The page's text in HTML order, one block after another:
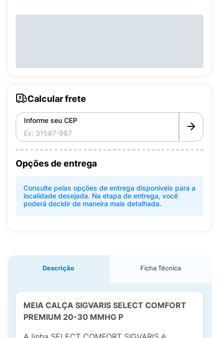
Calcular frete
Informe seu CEP
Opções de entrega
Consulte pelas opções de entrega disponíveis para a
localidade desejada. Na etapa de entrega, você
poderá decidir de maneira mais detalhada.
Descrição Ficha Técnica
MEIA CALÇA SIGVARIS SELECT COMFORT
PREMIUM 20-30 MMHG P